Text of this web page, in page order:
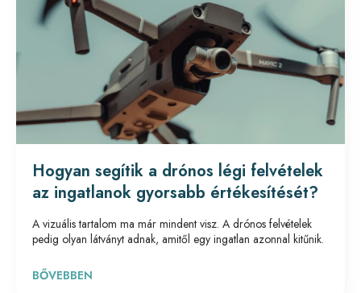
Hogyan segítik a drónos légi felvételek
az ingatlanok gyorsabb értékesítését?
A vizuális tartalom ma már mindent visz. A drónos felvételek
pedig olyan látványt adnak, amitől egy ingatlan azonnal kitűnik.
BŐVEBBEN